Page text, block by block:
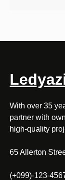
With over 35
partner with
high-quality
65 Allerton
(+099)-123-